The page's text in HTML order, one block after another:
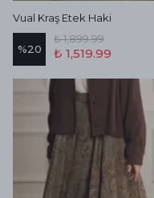
Vual Kraş Etek Haki
%20
₺ 1,899.99
₺ 1,519.99